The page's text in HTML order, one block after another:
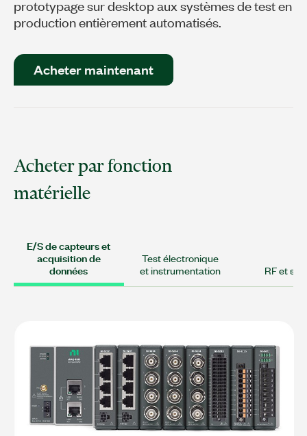
prototypage sur desktop aux systèmes de test en
production entièrement automatisés.
Acheter maintenant
Acheter par fonction
matérielle
E/S de capteurs et
acquisition de
données
Test électronique
et instrumentation
RF et